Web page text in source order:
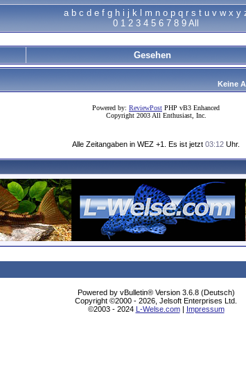
a b c d e f g h i j k m n o p q r s t u v w x y
0 1 2 3 4 5 6 7 8 9 All
Gesehen
Keine
Powered by: ReviewPost PHP vB3 Enhanced
Copyright 2003 All Enthusiast, Inc.
Alle Zeitangaben in WEZ +1. Es ist jetzt 03:12 Uhr.
Powered by vBulletin® Version 3.6.8 (Deutsch)
Copyright ©2000 - 2026, Jelsoft Enterprises Ltd.
©2003 - 2024 L-Welse.com| Impressum